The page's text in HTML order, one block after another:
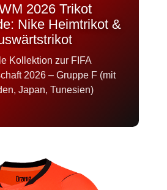
2026 Trikot
Nike Heimtrikot &
Kollektion zur FIFA
2026 – Gruppe F (mit
Japan, Tunesien)